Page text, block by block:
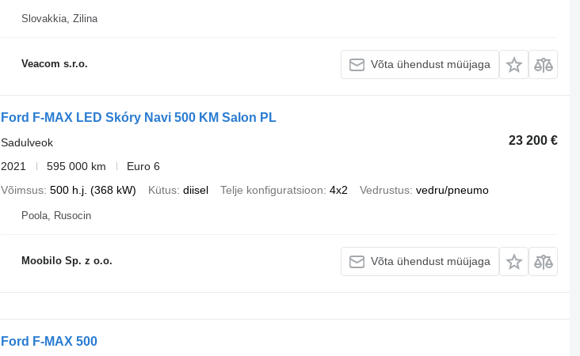
Slovakkia, Zilina
Veacom s.r.o. Võta ühendust müüjaga
Ford F-MAX LED Skóry Navi 500 KM Salon PL
23 200 €
Sadulveok
2021
595 000 km
Euro 6
Võimsus 500 h.j. (368 kW) Kütus diisel Telje konfiguratsioon 4x2 Vedrustus vedru/pneumo
Poola, Rusocin
Moobilo Sp. z o.o. Võta ühendust müüjaga
Ford F-MAX 500